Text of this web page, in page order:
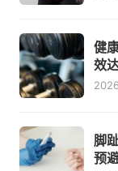
健
效
脚
预